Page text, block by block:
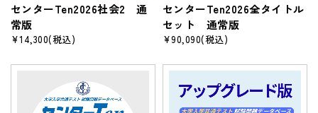
センターTen2026社会2 通
常版
¥14,300(税込)
センターTen2026全タイトル
セット 通常版
¥90,090(税込)